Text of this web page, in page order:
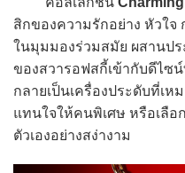
สิกของความรักอย่าง หัวใ
ในมุมมองร่วมสมัย ผสานป
ของสวารอฟสกี้เข้ากับดีไซ
กลายเป็นเครื่องประดับที่เ
แทนใจให้คนพิเศษ หรือเลือ
ตัวเองอย่างสง่างาม